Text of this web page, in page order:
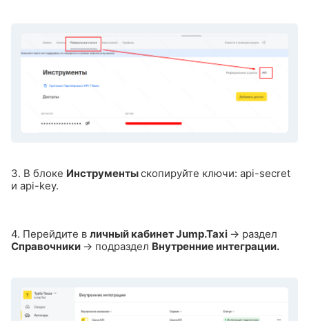
3. В блоке Инструментыскопируйте ключи: api-secret
и api-key.
4. Перейдите в личный кабинет Jump.Taxi → раздел
Справочники → подраздел Внутренние интеграции.